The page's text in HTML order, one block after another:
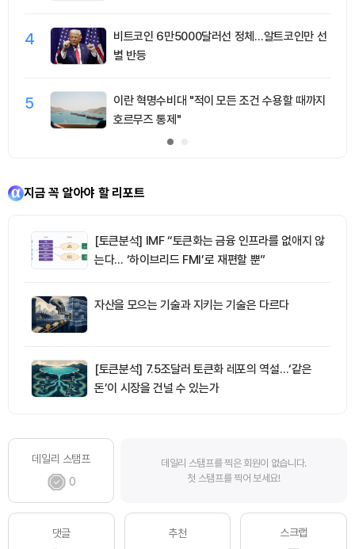
4
비트코인 6만5000달러선 정체…알트코인만 선
별 반등
5
이란 혁명수비대 "적이 모든 조건 수용할 때까지
호르무즈 통제"
지금 꼭 알아야 할 리포트
[토큰분석] IMF “토큰화는 금융 인프라를 없애지 않
는다… ‘하이브리드 FMI’로 재편할 뿐”
자산을 모으는 기술과 지키는 기술은 다르다
[토큰분석] 7.5조달러 토큰화 레포의 역설…‘같은
돈’이 시장을 건널 수 있는가
데일리 스탬프
0
데일리 스탬프를 찍은 회원이 없습니다.
첫 스탬프를 찍어 보세요!
댓글
추천
스크랩